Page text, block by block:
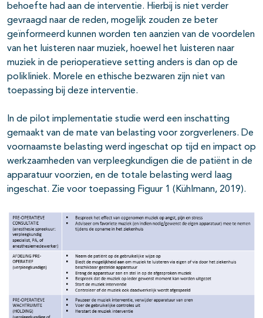
behoefte had aan de interventie. Hierbij is niet verder
gevraagd naar de reden, mogelijk zouden ze beter
geïnformeerd kunnen worden ten aanzien van de voordelen
van het luisteren naar muziek, hoewel het luisteren naar
muziek in de perioperatieve setting anders is dan op de
polikliniek. Morele en ethische bezwaren zijn niet van
toepassing bij deze interventie.
In de pilot implementatie studie werd een inschatting
gemaakt van de mate van belasting voor zorgverleners. De
voornaamste belasting werd ingeschat op tijd en impact op
werkzaamheden van verpleegkundigen die de patiënt in de
apparatuur voorzien, en de totale belasting werd laag
ingeschat. Zie voor toepassing Figuur 1 (Kühlmann, 2019).